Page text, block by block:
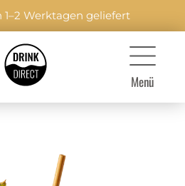
1–2 Werktagen geliefert
Menü